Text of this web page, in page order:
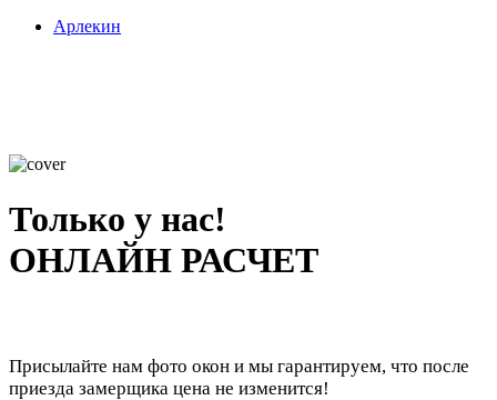
Арлекин
Только у нас!
ОНЛАЙН РАСЧЕТ
Присылайте нам фото окон и мы гарантируем, что после
приезда замерщика цена не изменится!